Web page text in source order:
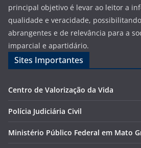
principal objetivo é levar ao leitor a
qualidade e veracidade,
abrangentes e de relevância para a
imparcial e apartidário.
Sites Importantes
Centro de Valorização da Vida
Polícia Judiciária Civil
Ministério Público Federal em Mato